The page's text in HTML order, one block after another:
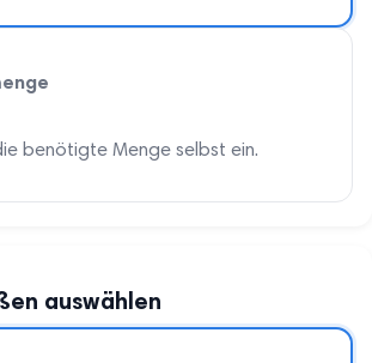
benötigte Menge selbst ein.
auswählen